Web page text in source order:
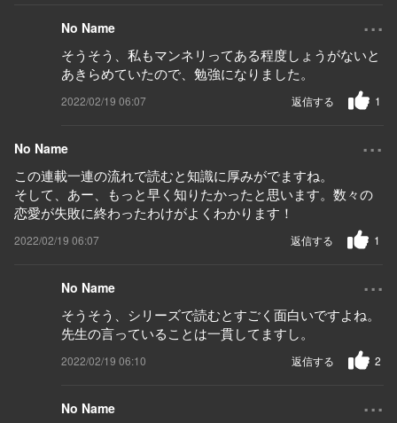
No Name ...
そうそう、私もマンネリってある程度しょうがないと
あきらめていたので、勉強になりました。
2022/02/19 06:07 1
返信する
No Name ...
この連載一連の流れで読むと知識に厚みがでますね。
そして、あー、もっと早く知りたかったと思います。数々の
恋愛が失敗に終わったわけがよくわかります！
2022/02/19 06:07 1
返信する
No Name ...
そうそう、シリーズで読むとすごく面白いですよね。
先生の言っていることは一貫してますし。
2022/02/19 06:10 2
返信する
No Name ...